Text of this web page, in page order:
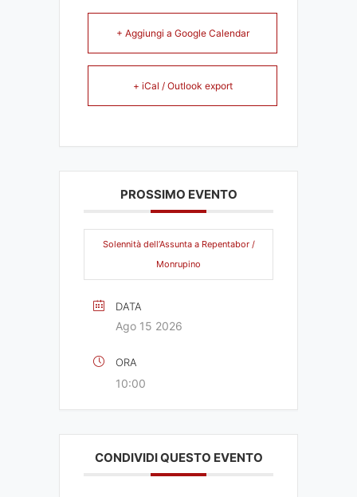
+ Aggiungi a Google Calendar
+ iCal / Outlook export
PROSSIMO EVENTO
Solennità dell’Assunta a Repentabor /
Monrupino
DATA
Ago 15 2026
ORA
10:00
CONDIVIDI QUESTO EVENTO